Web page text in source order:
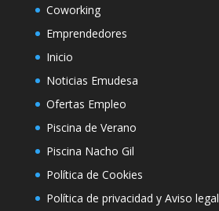
Coworking
Emprendedores
Inicio
Noticias Emudesa
Ofertas Empleo
Piscina de Verano
Piscina Nacho Gil
Política de Cookies
Política de privacidad y Aviso legal